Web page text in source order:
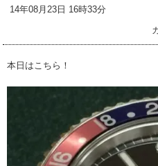
14年08月23日 16時33分
本日はこちら！